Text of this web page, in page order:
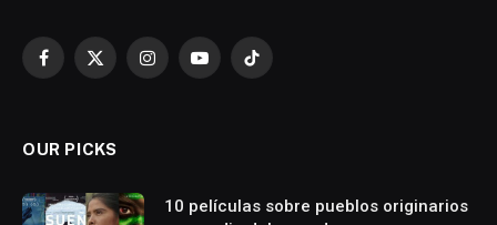
Facebook
X
InstagramYouTubeTikTok
OUR PICKS
10 películas sobre pueblos originarios